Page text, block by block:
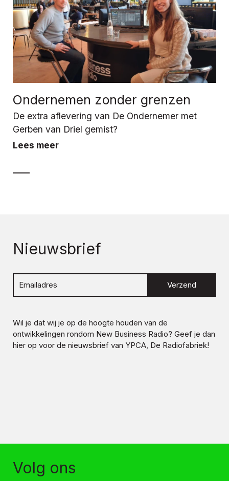
Ondernemen zonder grenzen
De extra aflevering van De Ondernemer met
Gerben van Driel gemist?
Lees meer
Nieuwsbrief
Verzend
Wil je dat wij je op de hoogte houden van de
ontwikkelingen rondom New Business Radio? Geef je dan
hier op voor de nieuwsbrief van YPCA, De Radiofabriek!
Volg ons